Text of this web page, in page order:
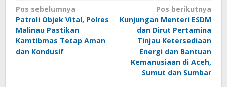
Navigasi
pos
Pos sebelumnya
Patroli Objek Vital, Polres
Malinau Pastikan
Kamtibmas Tetap Aman
dan Kondusif
Pos berikutnya
Kunjungan Menteri ESDM
dan Dirut Pertamina
Tinjau Ketersediaan
Energi dan Bantuan
Kemanusiaan di Aceh,
Sumut dan Sumbar